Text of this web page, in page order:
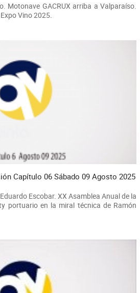
Motonave GACRUX arriba a Valparaíso.
Vino 2025.
Capítulo 06 Sábado 09 Agosto 2025
Escobar. XX Asamblea Anual de la
portuario en la miral técnica de Ramón